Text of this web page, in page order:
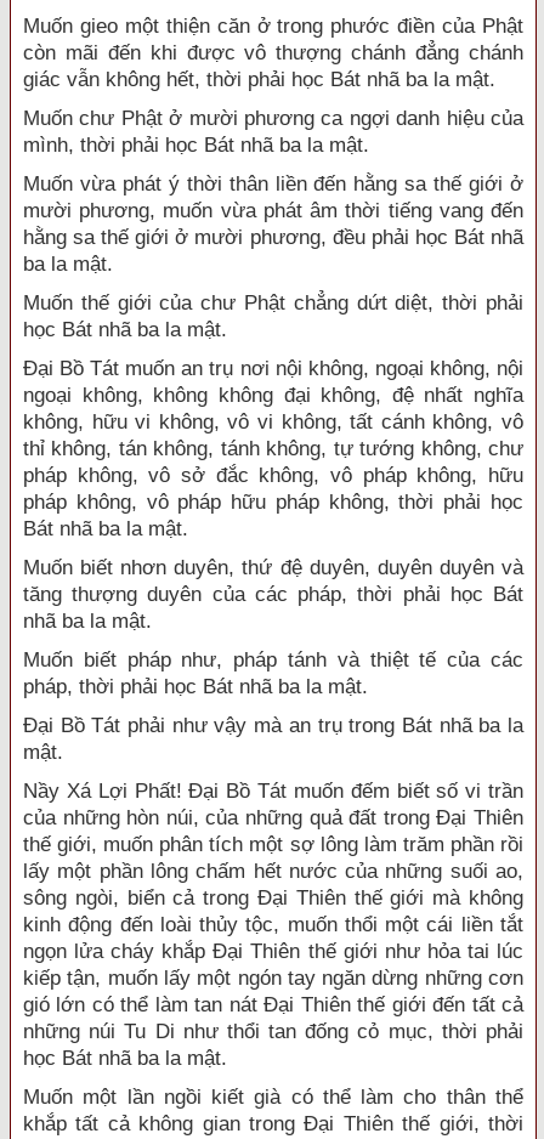
Muốn gieo một thiện căn ở trong phước điền của Phật
còn mãi đến khi được vô thượng chánh đẳng chánh
giác vẫn không hết, thời phải học Bát nhã ba la mật.
Muốn chư Phật ở mười phương ca ngợi danh hiệu của
mình, thời phải học Bát nhã ba la mật.
Muốn vừa phát ý thời thân liền đến hằng sa thế giới ở
mười phương, muốn vừa phát âm thời tiếng vang đến
hằng sa thế giới ở mười phương, đều phải học Bát nhã
ba la mật.
Muốn thế giới của chư Phật chẳng dứt diệt, thời phải
học Bát nhã ba la mật.
Đại Bồ Tát muốn an trụ nơi nội không, ngoại không, nội
ngoại không, không không đại không, đệ nhất nghĩa
không, hữu vi không, vô vi không, tất cánh không, vô
thỉ không, tán không, tánh không, tự tướng không, chư
pháp không, vô sở đắc không, vô pháp không, hữu
pháp không, vô pháp hữu pháp không, thời phải học
Bát nhã ba la mật.
Muốn biết nhơn duyên, thứ đệ duyên, duyên duyên và
tăng thượng duyên của các pháp, thời phải học Bát
nhã ba la mật.
Muốn biết pháp như, pháp tánh và thiệt tế của các
pháp, thời phải học Bát nhã ba la mật.
Đại Bồ Tát phải như vậy mà an trụ trong Bát nhã ba la
mật.
Nầy Xá Lợi Phất! Đại Bồ Tát muốn đếm biết số vi trần
của những hòn núi, của những quả đất trong Đại Thiên
thế giới, muốn phân tích một sợ lông làm trăm phần rồi
lấy một phần lông chấm hết nước của những suối ao,
sông ngòi, biển cả trong Đại Thiên thế giới mà không
kinh động đến loài thủy tộc, muốn thổi một cái liền tắt
ngọn lửa cháy khắp Đại Thiên thế giới như hỏa tai lúc
kiếp tận, muốn lấy một ngón tay ngăn dừng những cơn
gió lớn có thể làm tan nát Đại Thiên thế giới đến tất cả
những núi Tu Di như thổi tan đống cỏ mục, thời phải
học Bát nhã ba la mật.
Muốn một lần ngồi kiết già có thể làm cho thân thể
khắp tất cả không gian trong Đại Thiên thế giới, thời